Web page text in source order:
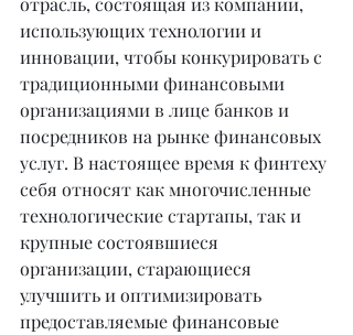
использующих технологии и
инновации, чтобы конкурировать с
традиционными финансовыми
организациями в лице банков и
посредников на рынке финансовых
услуг. В настоящее время к финтеху
себя относят как многочисленные
технологические стартапы, так и
крупные состоявшиеся
организации, старающиеся
улучшить и оптимизировать
предоставляемые финансовые